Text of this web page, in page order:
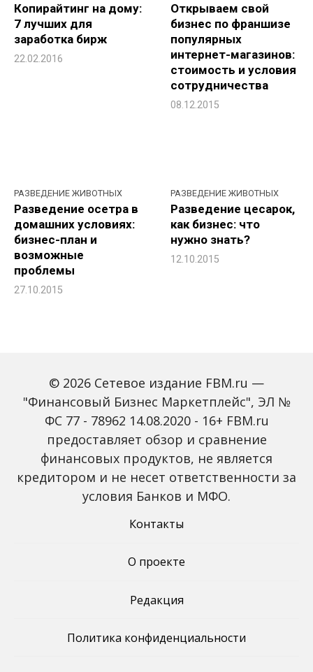
Копирайтинг на дому:
7 лучших для
заработка бирж
22.02.2016
Открываем свой
бизнес по франшизе
популярных
интернет-магазинов:
стоимость и условия
сотрудничества
08.12.2015
РАЗВЕДЕНИЕ ЖИВОТНЫХ
Разведение осетра в
домашних условиях:
бизнес-план и
возможные
проблемы
27.10.2015
РАЗВЕДЕНИЕ ЖИВОТНЫХ
Разведение цесарок,
как бизнес: что
нужно знать?
12.10.2015
БИЗНЕС В ИНТЕРНЕТЕ
Инструкция по
созданию интернет-
магазина в 5 этапов
26.09.2015
…
© 2026 Сетевое издание FBM.ru —
"Финансовый Бизнес Маркетплейс", ЭЛ №
ФС 77 - 78962 14.08.2020 - 16+ FBM.ru
предоставляет обзор и сравнение
финансовых продуктов, не является
кредитором и не несет ответственности за
условия Банков и МФО.
Контакты
О проекте
Редакция
Политика конфиденциальности